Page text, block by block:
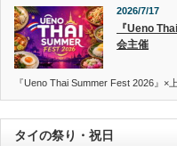
2026/7/17
『Ueno
会主催
『Ueno Thai Summer Fest 2026』
タイの祭り・祝日